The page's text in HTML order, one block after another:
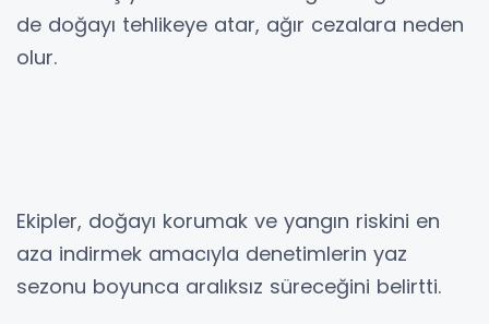
de doğayı tehlikeye atar, ağır cezalara neden
olur.
Ekipler, doğayı korumak ve yangın riskini en
aza indirmek amacıyla denetimlerin yaz
sezonu boyunca aralıksız süreceğini belirtti.